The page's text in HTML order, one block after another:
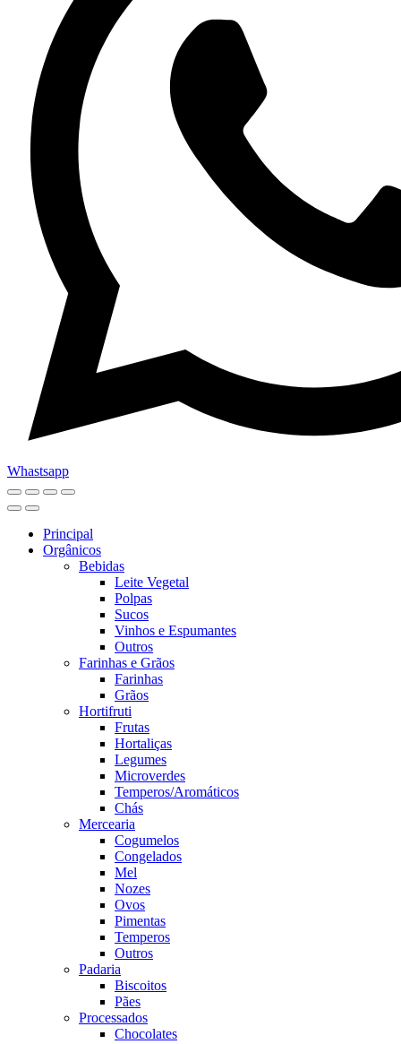
Whastsapp
Principal
Orgânicos
Bebidas
Leite Vegetal
Polpas
Sucos
Vinhos e Espumantes
Outros
Farinhas e Grãos
Farinhas
Grãos
Hortifruti
Frutas
Hortaliças
Legumes
Microverdes
Temperos/Aromáticos
Chás
Mercearia
Cogumelos
Congelados
Mel
Nozes
Ovos
Pimentas
Temperos
Outros
Padaria
Biscoitos
Pães
Processados
Chocolates